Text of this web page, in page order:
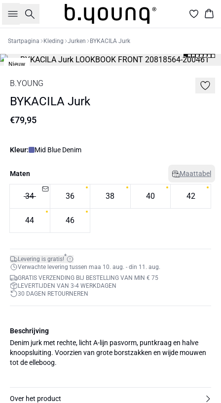
Zoeken
Startpagina Kleding Jurken BYKACILA Jurk
Nieuw
B.YOUNG
BYKACILA Jurk
€79,95
Kleur: Mid Blue Denim
Maten Maattabel
34 36 38 40 42
44 46
Levering is gratis!*
Verwachte levering tussen maa 10. aug. - din 11. aug.
GRATIS VERZENDING BIJ BESTELLING VAN MIN € 75
LEVERTIJDEN VAN 3-4 WERKDAGEN
30 DAGEN RETOURNEREN
Beschrijving
Denim jurk met rechte, licht A-lijn pasvorm, puntkraag en halve
knoopsluiting. Voorzien van grote borstzakken en wijde mouwen
tot de elleboog.
Over het product